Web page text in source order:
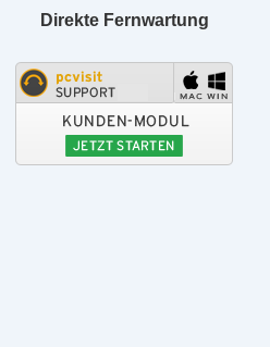
Direkte Fernwartung